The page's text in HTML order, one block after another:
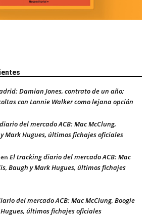
Damian Jones, contrato de un año;
con Lonnie Walker como lejana opción
del mercado ACB: Mac McClung,
Mark Hugues, últimos fichajes oficiales
en El tracking diario del mercado ACB: Mac
Baugh y Mark Hugues, últimos fichajes
del mercado ACB: Mac McClung, Boogie
últimos fichajes oficiales